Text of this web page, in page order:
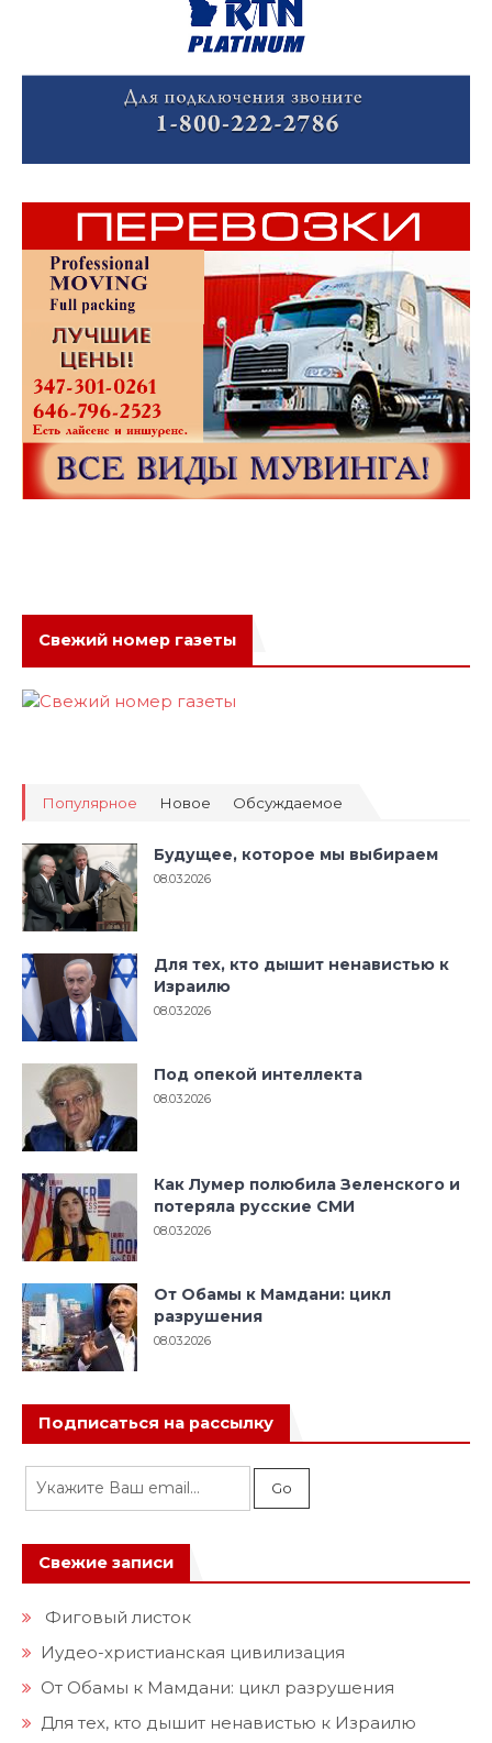
Свежий номер газеты
Популярное Новое Обсуждаемое
Будущее, которое мы выбираем
08.03.2026
Для тех, кто дышит ненавистью к
Израилю
08.03.2026
Под опекой интеллекта
08.03.2026
Как Лумер полюбила Зеленского и
потеряла русские СМИ
08.03.2026
От Обамы к Мамдани: цикл
разрушения
08.03.2026
Подписаться на рассылку
Свежие записи
Фиговый листок
Иудео-христианская цивилизация
От Обамы к Мамдани: цикл разрушения
Для тех, кто дышит ненавистью к Израилю